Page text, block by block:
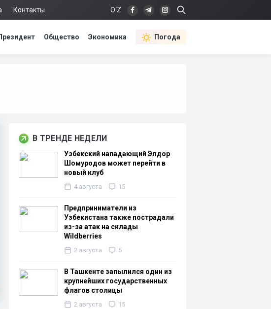
Контакты O‘Z
Общество Экономика Погода
В ТРЕНДЕ НЕДЕЛИ
Узбекский нападающий Элдор
Шомуродов может перейти в
новый клуб
4 августа 15
Предприниматели из
Узбекистана также пострадали
из-за атак на склады
Wildberries
2 августа 5
В Ташкенте запылился один из
крупнейших государственных
флагов столицы
2 августа 15